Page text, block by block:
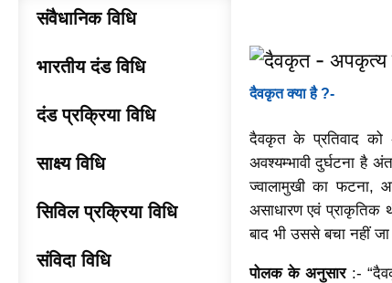
संवैधानिक विधि
भारतीय दंड विधि
दंड प्रक्रिया विधि
साक्ष्य विधि
सिविल प्रक्रिया विधि
संविदा विधि
दैवकृत क्या है ?-
दैवकृत के प्रतिवाद को
अवश्यम्भावी दुर्घटना है
ज्वालामुखी का फटना,
असाधारण एवं प्राकृतिक
बाद भी उससे बचा नहीं
पोलक के अनुसार:-